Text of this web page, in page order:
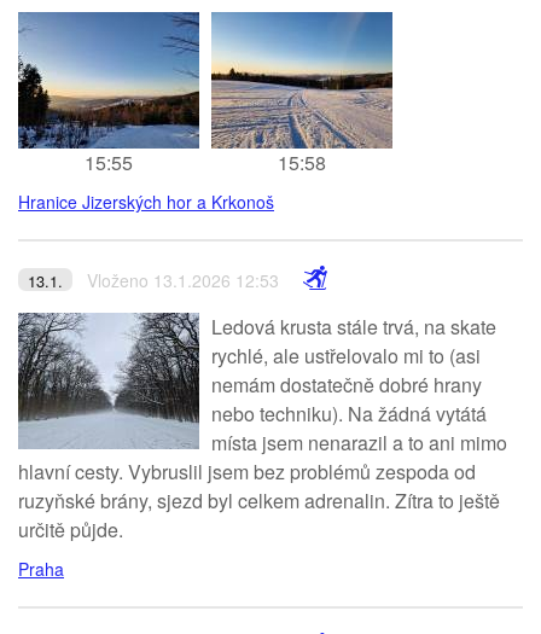
15:55 15:58
Hranice Jizerských hor a Krkonoš
13.1. Vloženo 13.1.2026 12:53
Ledová krusta stále trvá, na skate
rychlé, ale ustřelovalo mi to (asi
nemám dostatečně dobré hrany
nebo techniku). Na žádná vytátá
místa jsem nenarazil a to ani mimo
hlavní cesty. Vybruslil jsem bez problémů zespoda od
ruzyňské brány, sjezd byl celkem adrenalin. Zítra to ještě
určitě půjde.
Praha